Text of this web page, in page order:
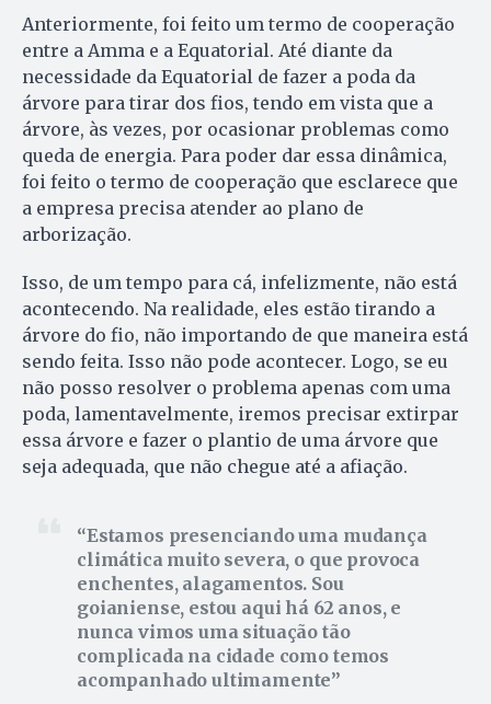
Anteriormente, foi feito um termo de cooperação
entre a Amma e a Equatorial. Até diante da
necessidade da Equatorial de fazer a poda da
árvore para tirar dos fios, tendo em vista que a
árvore, às vezes, por ocasionar problemas como
queda de energia. Para poder dar essa dinâmica,
foi feito o termo de cooperação que esclarece que
a empresa precisa atender ao plano de
arborização.
Isso, de um tempo para cá, infelizmente, não está
acontecendo. Na realidade, eles estão tirando a
árvore do fio, não importando de que maneira está
sendo feita. Isso não pode acontecer. Logo, se eu
não posso resolver o problema apenas com uma
poda, lamentavelmente, iremos precisar extirpar
essa árvore e fazer o plantio de uma árvore que
seja adequada, que não chegue até a afiação.
Estamos presenciando uma mudança
climática muito severa, o que provoca
enchentes, alagamentos. Sou
goianiense, estou aqui há 62 anos, e
nunca vimos uma situação tão
complicada na cidade como temos
acompanhado ultimamente